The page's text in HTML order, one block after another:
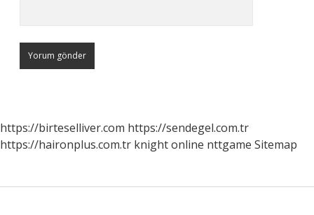
https://birteselliver.com https://sendegel.com.tr
https://haironplus.com.tr knight online nttgame Sitemap